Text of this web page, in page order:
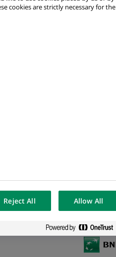
cookies are strictly necessary for the
Reject All Allow All